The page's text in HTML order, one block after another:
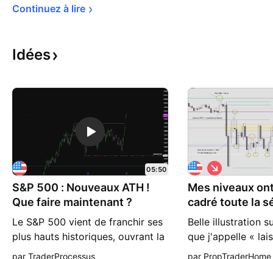
Continuez à lire
Idées
S&P 500 : Nouveaux ATH !
Que faire maintenant ?
Le S&P 500 vient de franchir ses
plus hauts historiques, ouvrant la
porte à de nouveaux scénarios
05:50
par TraderProcessus
Mes niveaux
cadré toute la
500
Belle illustration
que j'appelle «
venir à mes
S
h
o
t
par PropTraderHome